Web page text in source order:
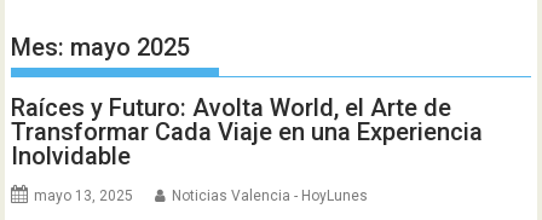
Mes: mayo 2025
Raíces y Futuro: Avolta World, el Arte de
Transformar Cada Viaje en una Experiencia
Inolvidable
mayo 13, 2025 Noticias Valencia - HoyLunes